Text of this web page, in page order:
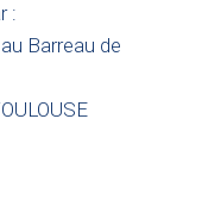
:
Barreau de